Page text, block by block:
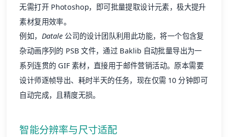
无需打开 Photoshop，即可批量提取设计元素，极大提升
素材复用效率。
例如， Datale 公司的设计团队利用此功能，将一个包含复
杂动画序列的 PSB 文件，通过 Baklib 自动批量导出为一
系列连贯的 GIF 素材，直接用于邮件营销活动。原本需要
设计师逐帧导出、耗时半天的任务，现在仅需 10 分钟即可
自动完成，且精度无损。
智能分辨率与尺寸适配